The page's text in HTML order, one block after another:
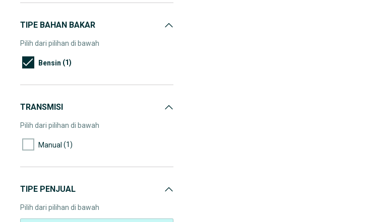
TIPE BAHAN BAKAR
Pilih dari pilihan di bawah
Bensin (1)
TRANSMISI
Pilih dari pilihan di bawah
Manual (1)
TIPE PENJUAL
Pilih dari pilihan di bawah